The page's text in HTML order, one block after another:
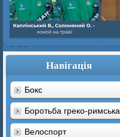
Навігація
Бокс
Боротьба греко-римська
Велоспорт